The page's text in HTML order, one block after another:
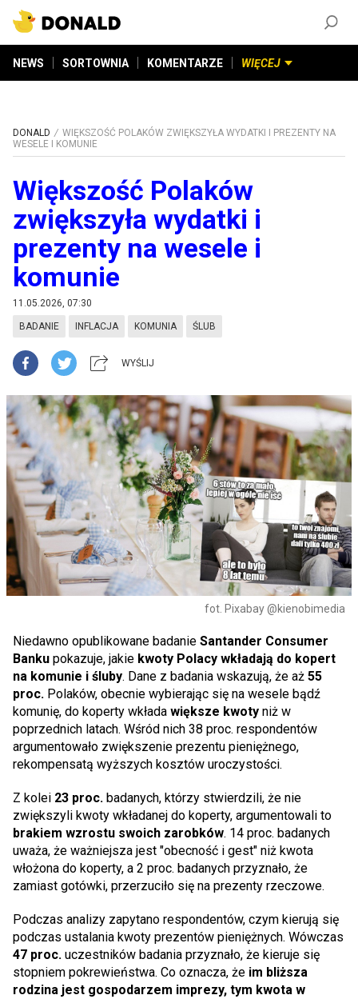
NEWS SORTOWNIA KOMENTARZE WIĘCEJ
DONALD
WIĘKSZOŚĆ POLAKÓW ZWIĘKSZYŁA WYDATKI I PREZENTY NA
WESELE I KOMUNIE
Większość Polaków
zwiększyła wydatki i
prezenty na wesele i
komunie
11.05.2026, 07:30
BADANIE INFLACJA KOMUNIA ŚLUB
WYŚLIJ
fot. Pixabay @kienobimedia
Niedawno opublikowane badanie Santander Consumer
Banku pokazuje, jakie kwoty Polacy wkładają do kopert
na komunie i śluby. Dane z badania wskazują, że aż 55
proc. Polaków, obecnie wybierając się na wesele bądź
komunię, do koperty wkłada większe kwoty niż w
poprzednich latach. Wśród nich 38 proc. respondentów
argumentowało zwiększenie prezentu pieniężnego,
rekompensatą wyższych kosztów uroczystości.
Z kolei 23 proc. badanych, którzy stwierdzili, że nie
zwiększyli kwoty wkładanej do koperty, argumentowali to
brakiem wzrostu swoich zarobków. 14 proc. badanych
uważa, że ważniejsza jest "obecność i gest" niż kwota
włożona do koperty, a 2 proc. badanych przyznało, że
zamiast gotówki, przerzuciło się na prezenty rzeczowe.
Podczas analizy zapytano respondentów, czym kierują się
podczas ustalania kwoty prezentów pieniężnych. Wówczas
47 proc. uczestników badania przyznało, że kieruje się
stopniem pokrewieństwa. Co oznacza, że im bliższa
rodzina jest gospodarzem imprezy, tym kwota w